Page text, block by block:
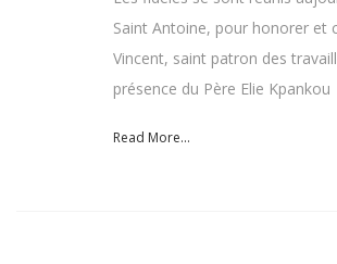
Saint Antoine, pour honorer et
Vincent, saint patron des
présence du Père Elie Kpankou
Read More...